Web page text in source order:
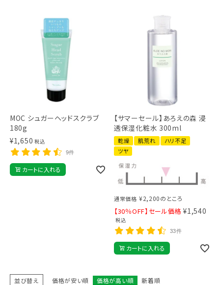
MOC シュガーヘッドスクラブ
180g
¥1,650 税込
9件
カートに入れる
【サマーセール】あろえの森 浸
透保湿化粧水 300ml
乾燥 肌荒れ
ハリ不足
ツヤ
通常価格 ¥2,200のところ
【30％OFF】セール価格 ¥1,540
税込
33件
カートに入れる
並び替え 価格が安い順 価格が高い順 新着順